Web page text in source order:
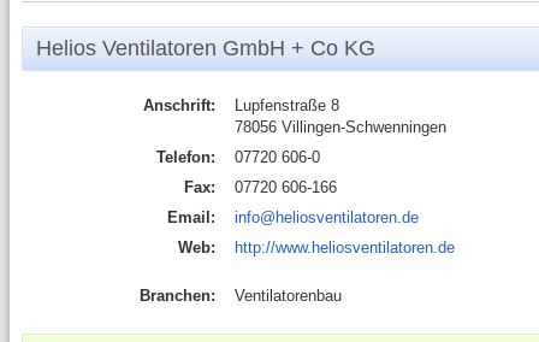
Helios Ventilatoren GmbH + Co KG
Anschrift:
Lupfenstraße 8
78056 Villingen-Schwenningen
Telefon:
07720 606-0
Fax:
07720 606-166
Email:
info@heliosventilatoren.de
Web:
http://www.heliosventilatoren.de
Branchen: Ventilatorenbau